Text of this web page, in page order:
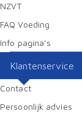
NZVT
FAQ Voeding
Info pagina’s
Klantenservice
Contact
Persoonlijk advies